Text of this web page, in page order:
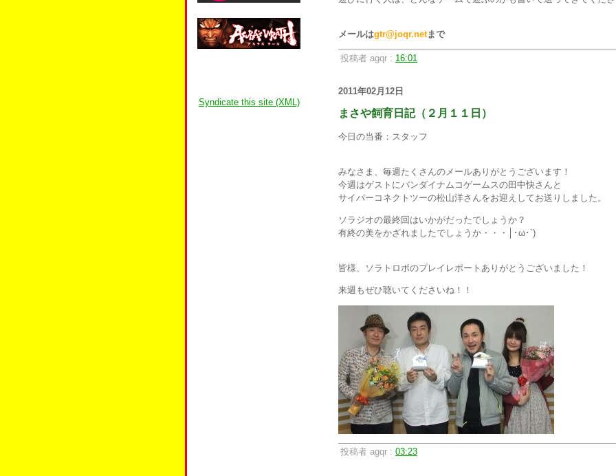
Syndicate this site (XML)
メールはgtr@joqr.netまで
投稿者 agqr : 16:01
2011年02月12日
まさや飼育日記（２月１１日）
今日の当番：スタッフ
みなさま、毎週たくさんのメールありがとうございます！
今週はゲストにバンダイナムコゲームスの田中快さんと
サイバーコネクトツーの松山洋さんをお迎えしてお送りしました。
ソラジオの最終回はいかがだったでしょうか？
有終の美をかざれましたでしょうか・・・│･ω･`)
皆様、ソラトロボのプレイレポートありがとうございました！
来週もぜひ聴いてくださいね！！
投稿者 agqr : 03:23